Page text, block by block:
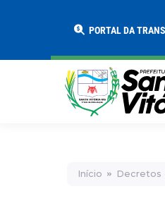
PORTAL DA
Início Decretos